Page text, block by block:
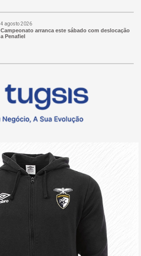
4 agosto 2026
Campeonato arranca este sábado com deslocação
a Penafiel